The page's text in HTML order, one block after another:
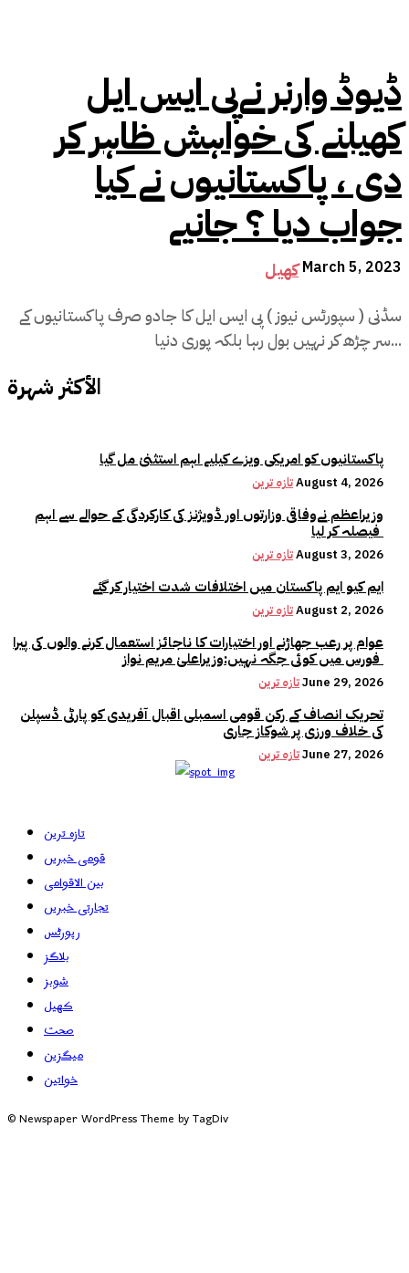
ڈیوڈ وارنر نےپی ایس ایل
کھیلنے کی خواہش ظاہر کر
دی ، پاکستانیوں نے کیا
جواب دیا ؟ جانیے
کھیل March 5, 2023
سڈنی ( سپورٹس نیوز ) پی ایس ایل کا جادو صرف پاکستانیوں کے
سر چڑھ کر نہیں بول رہا بلکہ پوری دنیا...
الأكثر شهرة
پاکستانیوں کو امریکی ویزے کیلیے اہم استثنیٰ مل گیا
تازہ ترینAugust 4, 2026
وزیراعظم نےوفاقی وزارتوں اور ڈویژنز کی کارکردگی کے حوالے سے اہم
تازہ ترینAugust 3, 2026
ایم کیو ایم پاکستان میں اختلافات شدت اختیار کر گئے
تازہ ترینAugust 2, 2026
عوام پر رعب جھاڑنے اور اختیارات کا ناجائز استعمال کرنے والوں کی پیرا
تازہ ترینJune 29, 2026
تحریک انصاف کے رکن قومی اسمبلی اقبال آفریدی کو پارٹی ڈسپلن
کی خلاف ورزی پر شوکاز جاری
تازہ ترینJune 27, 2026
تازہ ترین
قومی خبریں
بین الاقوامی
تجارتی خبریں
رپورٹس
بلاگز
شوبز
کھیل
صحت
میگزین
خواتین
© Newspaper WordPress Theme by TagDiv